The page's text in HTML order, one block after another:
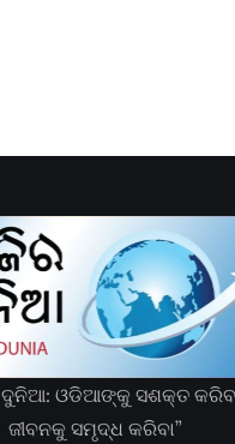
ଓଡିଆଙ୍କୁ ସଶକ୍ତ
ଜୀବନକୁ ସମୃଦ୍ଧ କରିବା”